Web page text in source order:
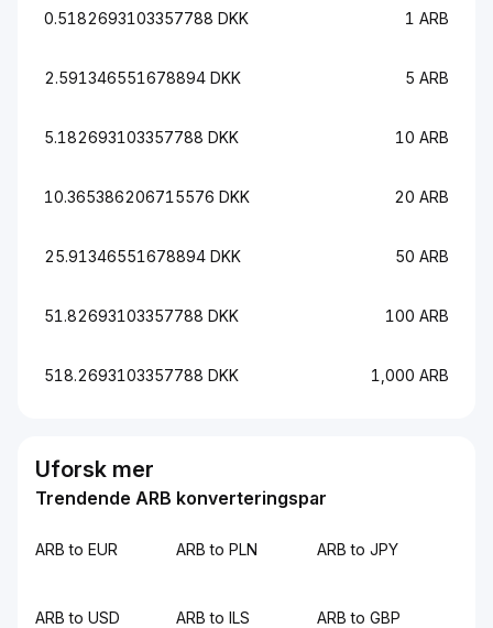
0.5182693103357788 DKK 1 ARB
2.591346551678894 DKK 5 ARB
5.182693103357788 DKK 10 ARB
10.365386206715576 DKK 20 ARB
25.91346551678894 DKK 50 ARB
51.82693103357788 DKK 100 ARB
518.2693103357788 DKK 1,000 ARB
Uforsk mer
Trendende ARB konverteringspar
ARB to EUR ARB to PLN ARB to JPY
ARB to USD ARB to ILS ARB to GBP